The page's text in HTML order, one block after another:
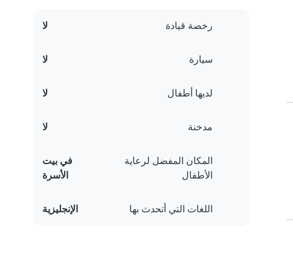
رخصة قيادة لا
سيارة لا
لديها أطفال لا
مدخنة لا
المكان المفضل لرعاية
الأطفال
في بيت
الأسرة
اللغات التي أتحدث بها الإنجليزية